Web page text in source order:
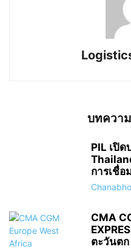
บทควา
PIL เปิ
การเชื่อ
CMA
ตะวันตก